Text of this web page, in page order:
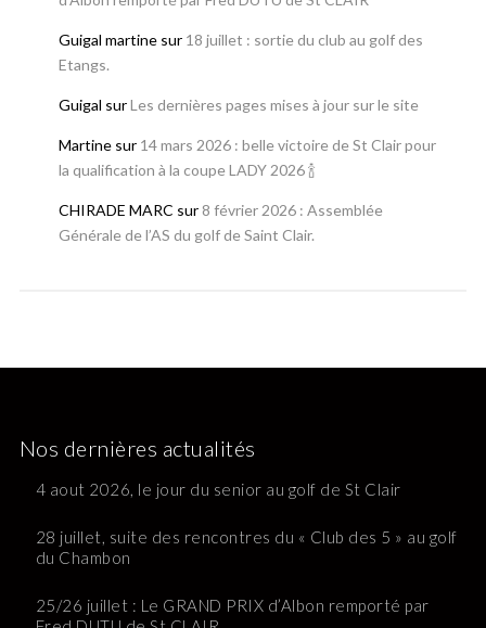
Guigal martinesur 18 juillet : sortie du club au golf des
Etangs.
Guigal surLes dernières pages mises à jour sur le site
Martinesur 14 mars 2026 : belle victoire de St Clair pour
la qualification à la coupe LADY 2026 🍾
CHIRADE MARC sur 8 février 2026 : Assemblée
Générale de l’AS du golf de Saint Clair.
Nos dernières actualités
4 aout 2026, le jour du senior au golf de St Clair
28 juillet, suite des rencontres du « Club des 5 » au golf
du Chambon
25/26 juillet : Le GRAND PRIX d’Albon remporté par